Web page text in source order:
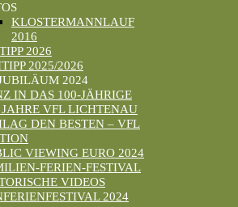
KLOSTERMANNLAUF
2016
2026
2025/2026
2024
IN DAS 100-JÄHRIGE
JAHRE VFL LICHTENAU
DEN BESTEN – VFL
VIEWING EURO 2024
FERIEN-FESTIVAL
VIDEOS
2024